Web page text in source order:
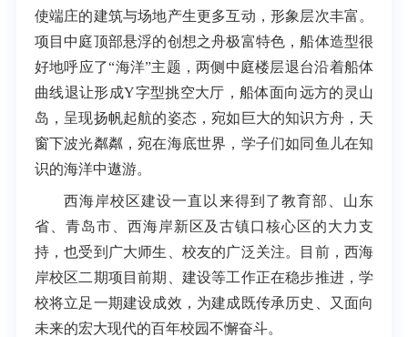
使端庄的建筑与场地产生更多互动，形象层次丰富。
项目中庭顶部悬浮的创想之舟极富特色，船体造型很
好地呼应了“海洋”主题，两侧中庭楼层退台沿着船体
曲线退让形成Y字型挑空大厅，船体面向远方的灵山
岛，呈现扬帆起航的姿态，宛如巨大的知识方舟，天
窗下波光粼粼，宛在海底世界，学子们如同鱼儿在知
识的海洋中遨游。
西海岸校区建设一直以来得到了教育部、山东
省、青岛市、西海岸新区及古镇口核心区的大力支
持，也受到广大师生、校友的广泛关注。目前，西海
岸校区二期项目前期、建设等工作正在稳步推进，学
校将立足一期建设成效，为建成既传承历史、又面向
未来的宏大现代的百年校园不懈奋斗。